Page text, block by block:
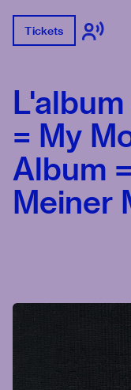
Tickets
= My
Album
Meiner